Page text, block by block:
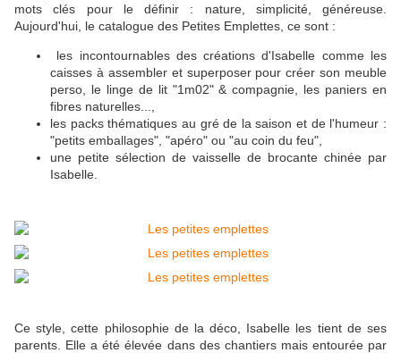
mots clés pour le définir : nature, simplicité, généreuse.
Aujourd'hui, le catalogue des Petites Emplettes, ce sont :
les incontournables des créations d'Isabelle comme les
caisses à assembler et superposer pour créer son meuble
perso, le linge de lit "1m02" & compagnie, les paniers en
fibres naturelles...,
les packs thématiques au gré de la saison et de l'humeur :
"petits emballages", "apéro" ou "au coin du feu",
une petite sélection de vaisselle de brocante chinée par
Isabelle.
Ce style, cette philosophie de la déco, Isabelle les tient de ses
parents. Elle a été élevée dans des chantiers mais entourée par